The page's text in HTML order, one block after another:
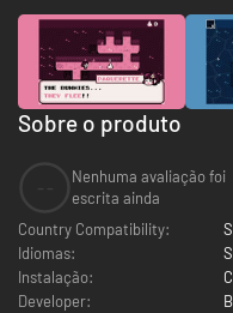
Sobre o produto
Nenhuma avaliação foi
escrita ainda
Country Compatibility:
Idiomas:
Instalação:
Developer: